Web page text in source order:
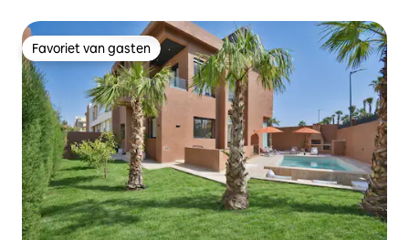
Favoriet van gasten
Favoriet van gasten